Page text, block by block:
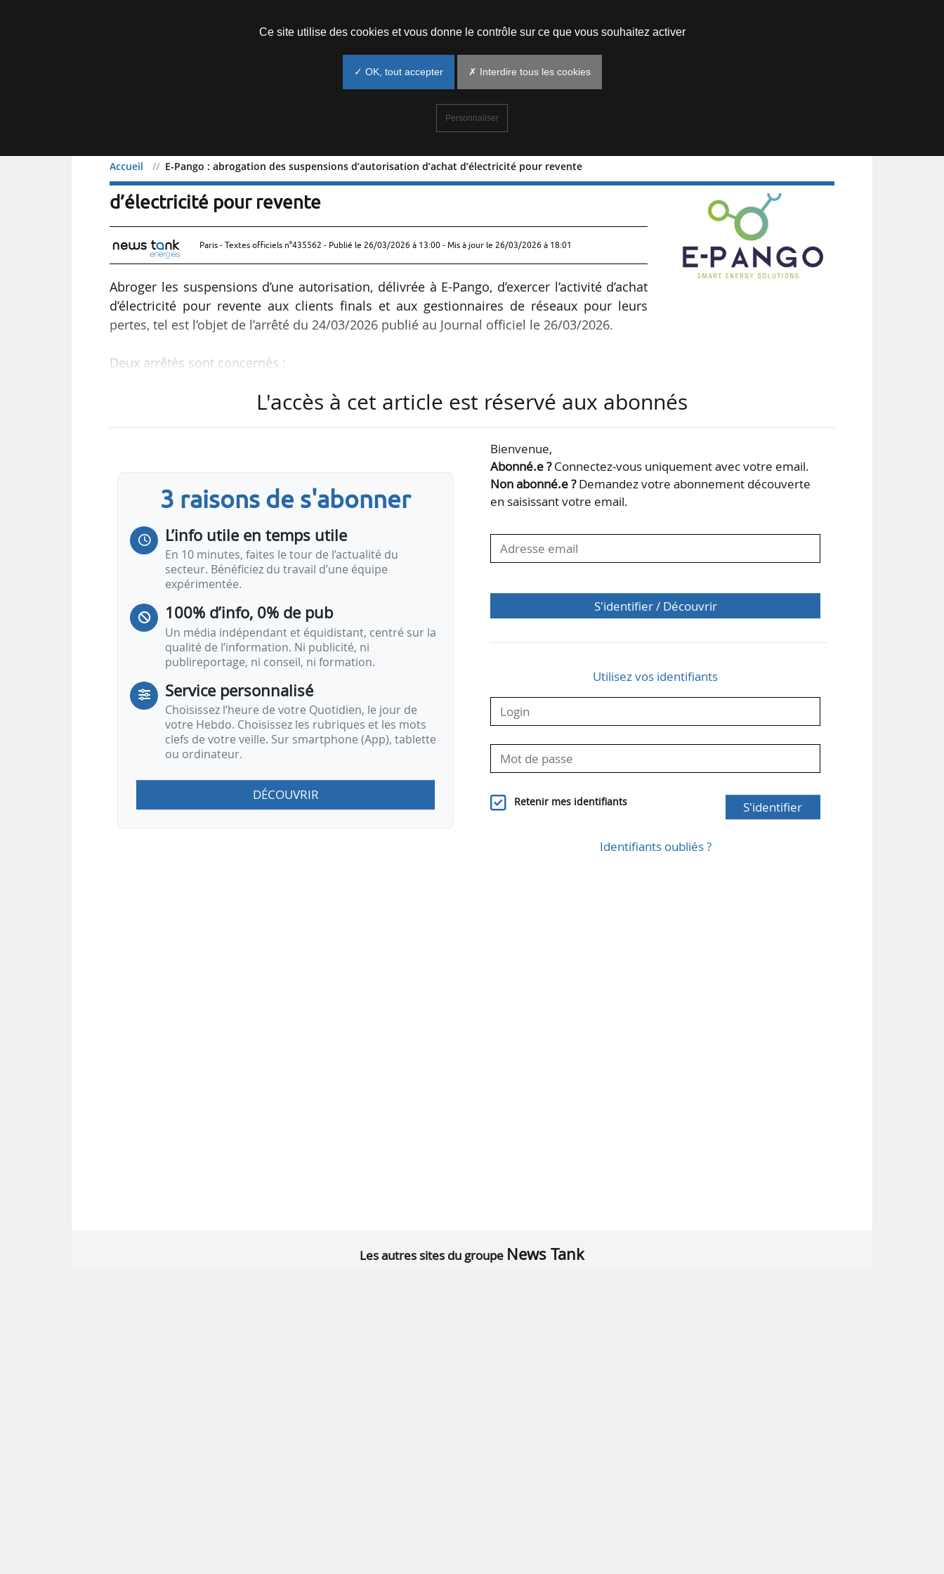
Accueil E-Pango : abrogation des suspensions d’autorisation d’achat d’électricité pour revente
E-Pango : abrogation des suspensions d’autorisation d’achat
d’électricité pour revente
Paris - Textes officiels n°435562 - Publié le 26/03/2026 à 13:00- Mis à jour le 26/03/2026 à 18:01
Abroger les suspensions d’une autorisation, délivrée à E-Pango, d’exercer l’activité d’achat
d’électricité pour revente aux clients finals et aux gestionnaires de réseaux pour leurs
pertes, tel est l’objet de l’arrêté du 24/03/2026 publié au Journal officiel le 26/03/2026.
Deux arrêtés sont concernés :
d’électricité pour revente aux clients finals et aux gestionnaires de réseaux pour leurs
revente aux clients finals et aux gestionnaires de réseaux pour leurs pertes.
L’autorisation octroyée à E-Pango d’exercer l’activité d’achat d’électricité pour revente aux
L'accès à cet article est réservé aux abonnés
3 raisons de s'abonner
L’info utile en temps utile
En 10 minutes, faites le tour de l’actualité du
secteur. Bénéficiez du travail d’une équipe
expérimentée.
100% d’info, 0% de pub
Un média indépendant et équidistant, centré sur la
qualité de l’information. Ni publicité, ni
publireportage, ni conseil, ni formation.
Service personnalisé
Choisissez l‘heure de votre Quotidien, le jour de
votre Hebdo. Choisissez les rubriques et les mots
clefs de votre veille. Sur smartphone (App), tablette
ou ordinateur.
DÉCOUVRIR
Bienvenue,
Abonné.e ?Connectez-vous uniquement avec votre email.
Non abonné.e ?Demandez votre abonnement découverte
en saisissant votre email.
S'identifier / Découvrir
Utilisez vos identifiants
Retenir mes identifiants S'identifier
Identifiants oubliés ?
Les autres sites du groupe News Tank
Ce site utilise des cookies et vous donne le contrôle sur ce que vous souhaitez activer
✓ OK, tout accepter ✗ Interdire tous les cookies
Personnaliser